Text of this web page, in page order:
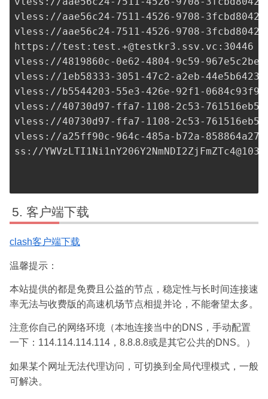
vless://aae56c24-7511-4526-9708-
vless://aae56c24-7511-4526-9708-
https://test: test.+@testkr3.ssv.vc :30446
vless://4819860c-0e62-4804-9c59-
vless://1eb58333-3051-47c2-a2eb-
vless://b5544203-55e3-426e-92f1-
vless://40730d97-ffa7-1108-2c53-
vless://40730d97-ffa7-1108-2c53-
vless://a25ff90c-964c-485a-b72a-
ss://
客户端下载
clash客户端下载
温馨提示：
本站提供的都是免费且公益的节点，稳定性与长时间连接速
率无法与收费版的高速机场节点相提并论，不能奢望太多。
注意你自己的网络环境（本地连接当中的DNS，手动配置
一下：114.114.114.114，8.8.8.8或是其它公共的DNS。）
如果某个网址无法代理访问，可切换到全局代理模式，一般
可解决。